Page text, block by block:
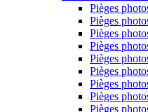
Pièges
Pièges
Pièges
Pièges
Pièges
Pièges
Pièges
Pièges
Pièges